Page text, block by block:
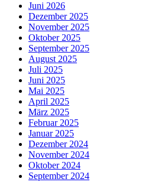
Juni 2026
Dezember 2025
November 2025
Oktober 2025
September 2025
August 2025
Juli 2025
Juni 2025
Mai 2025
April 2025
März 2025
Februar 2025
Januar 2025
Dezember 2024
November 2024
Oktober 2024
September 2024